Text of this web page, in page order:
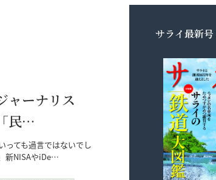
ャーナリス
民…
っても過言ではないでし
新NISAやiDe…
サライ最新号